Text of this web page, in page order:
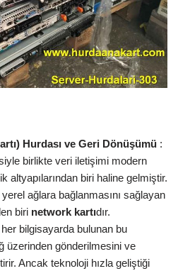
Hurdası ve Geri Dönüşümü :
birlikte veri iletişimi modern
altyapılarından biri haline gelmiştir.
ağlara bağlanmasını sağlayan
biri network kartıdır.
bilgisayarda bulunan bu
üzerinden gönderilmesini ve
Ancak teknoloji hızla geliştiği